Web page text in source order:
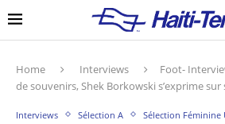
Home Interviews
Foot-
de souvenirs, Shek Borkowski s’exprime
Interviews Sélection A Sélection Féminine